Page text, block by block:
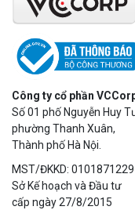
Công ty cổ phần
Số 01 phố Nguyễn Huy
phường Thanh Xuân,
Thành phố Hà Nội.
MST/ĐKKD:
Sở Kế hoạch và Đầu tư
cấp ngày 27/8/2015